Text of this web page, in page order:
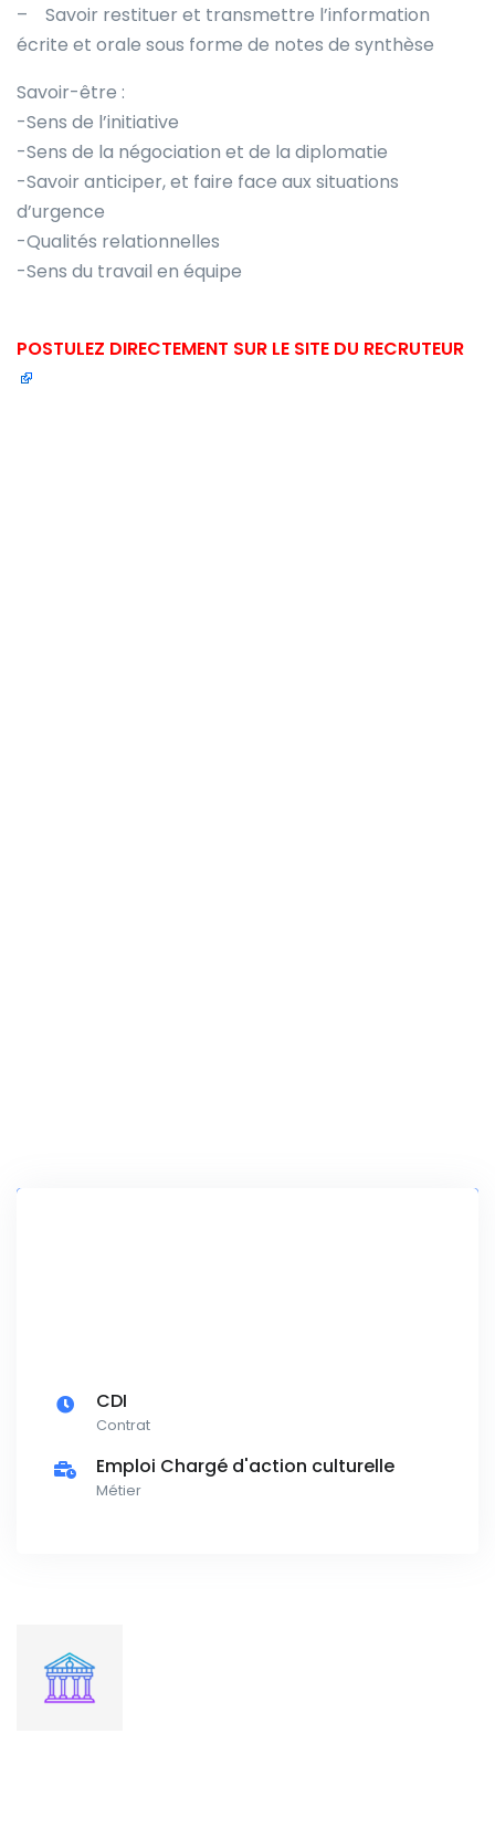
– Savoir restituer et transmettre l’information
écrite et orale sous forme de notes de synthèse
Savoir-être :
-Sens de l’initiative
-Sens de la négociation et de la diplomatie
-Savoir anticiper, et faire face aux situations
d’urgence
-Qualités relationnelles
-Sens du travail en équipe
POSTULEZ DIRECTEMENT SUR LE SITE DU RECRUTEUR
CDI
Contrat
Emploi Chargé d'action culturelle
Métier